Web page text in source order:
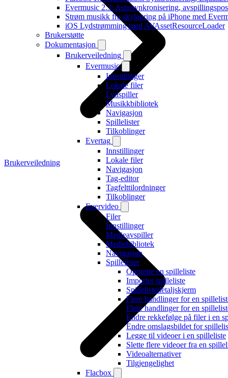
Evermusic 2.3: Autosynkronisering,
Strøm musikk fra skylagring på iPhone med
iOS Lydstrømming med AVAssetResourceLoader
Brukerstøtte
Dokumentasjon
Brukerveiledning
Evermusic
Innstillinger
Lokale filer
Lydspiller
Musikkbibliotek
Navigasjon
Spillelister
Tilkoblinger
Evertag
Innstillinger
Lokale filer
Navigasjon
Tag-editor
Tagfelttilordninger
Tilkoblinger
Evervideo
Filer
Innstillinger
Medieavspiller
Mediebibliotek
Navigasjon
Spillelister
Opprette en spilleliste
Importer spilleliste
Spillelistedetaljskjerm
Flere handlinger for en
Flere handlinger for en
Endre rekkefølge på filer i en
Endre omslagsbildet for
Legge til videoer i en spilleliste
Slette flere videoer fra en
Videoalternativer
Tilgjengelighet
Flacbox
Brukerveiledning